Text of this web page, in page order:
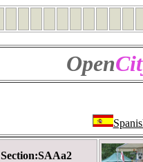
Open
Section:SAAa2